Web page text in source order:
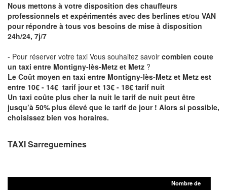
Nous mettons à votre disposition des chauffeurs
professionnels et expérimentés avec des berlines et/ou VAN
pour répondre à tous vos besoins de mise à disposition
24h/24, 7j/7
- Pour réserver votre taxi Vous souhaitez savoir combien coute
un taxi entre Montigny-lès-Metz et Metz ?
Le Coût moyen en taxi entre Montigny-lès-Metz et Metz est
entre 10€ - 14€ tarif jour et 13€ - 18€ tarif nuit
Un taxi coûte plus cher la nuit le tarif de nuit peut être
jusqu’à 50% plus élevé que le tarif de jour ! Alors si possible,
choisissez bien vos horaires.
TAXI Sarreguemines
Nombre de